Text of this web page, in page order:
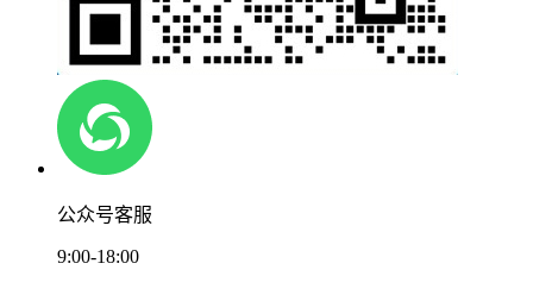
公众号客服
9:00-18:00